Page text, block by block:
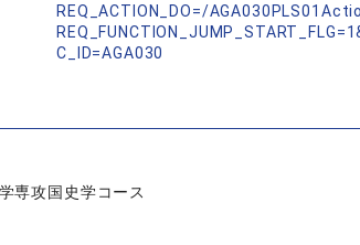
REQ_ACTION_DO=/
C_ID=AGA030
専攻国史学コース